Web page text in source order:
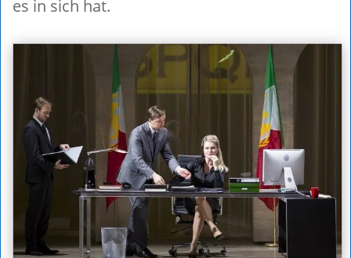
es in sich hat.